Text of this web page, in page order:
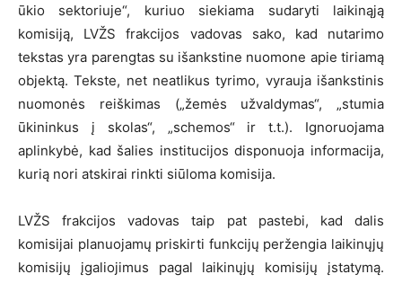
ūkio sektoriuje“, kuriuo siekiama sudaryti laikinąją
komisiją, LVŽS frakcijos vadovas sako, kad nutarimo
tekstas yra parengtas su išankstine nuomone apie tiriamą
objektą. Tekste, net neatlikus tyrimo, vyrauja išankstinis
nuomonės reiškimas („žemės užvaldymas“, „stumia
ūkininkus į skolas“, „schemos“ ir t.t.). Ignoruojama
aplinkybė, kad šalies institucijos disponuoja informacija,
kurią nori atskirai rinkti siūloma komisija.
LVŽS frakcijos vadovas taip pat pastebi, kad dalis
komisijai planuojamų priskirti funkcijų peržengia laikinųjų
komisijų įgaliojimus pagal laikinųjų komisijų įstatymą.